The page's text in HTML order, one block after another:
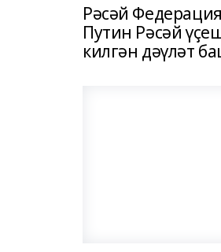
Рәсәй
Путин Рəсəй
килгəн дəүлəт